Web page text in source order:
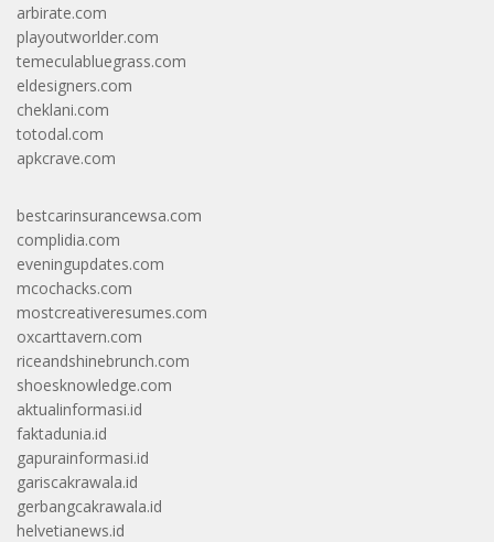
arbirate.com
playoutworlder.com
temeculabluegrass.com
eldesigners.com
cheklani.com
totodal.com
apkcrave.com
bestcarinsurancewsa.com
complidia.com
eveningupdates.com
mcochacks.com
mostcreativeresumes.com
oxcarttavern.com
riceandshinebrunch.com
shoesknowledge.com
aktualinformasi.id
faktadunia.id
gapurainformasi.id
gariscakrawala.id
gerbangcakrawala.id
helvetianews.id